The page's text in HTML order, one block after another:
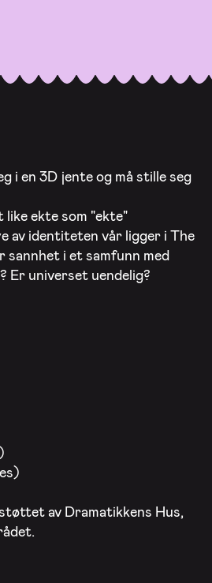
i en 3D jente og må stille seg
ekte som "ekte"
av identiteten vår ligger i The
sannhet i et samfunn med
Er universet uendelig?
av Dramatikkens Hus,